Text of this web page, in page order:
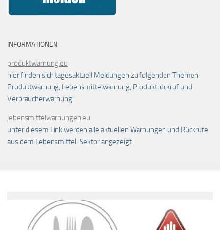
INFORMATIONEN
produktwarnung.eu
hier finden sich tagesaktuell Meldungen zu folgenden Themen:
Produktwarnung, Lebensmittelwarnung, Produktrückruf und
Verbraucherwarnung
lebensmittelwarnungen.eu
unter diesem Link werden alle aktuellen Warnungen und Rückrufe
aus dem Lebensmittel-Sektor angezeigt